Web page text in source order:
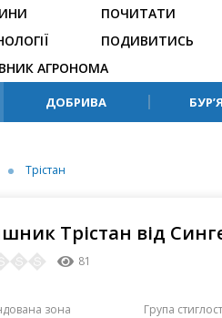
ПОЧИТАТИ
ПОДИВИТИСЬ
АГРОНОМА
ДОБРИВА
Трістан
Трістан від
81
зона Група